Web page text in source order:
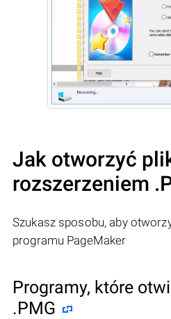
Jak otworzyć
rozszerzeniem
Szukasz sposobu, aby
programu PageMaker
Programy, które
.PMG